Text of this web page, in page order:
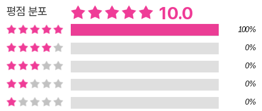
평점 분포 10.0
100%
0%
0%
0%
0%